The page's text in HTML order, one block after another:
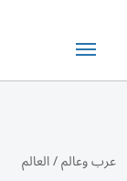
عرب وعالم/العالم